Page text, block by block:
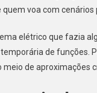
voa com cenários
elétrico que fazia
de funções.
de aproximações